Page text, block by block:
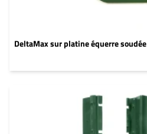
DeltaMax sur platine équerre soudée